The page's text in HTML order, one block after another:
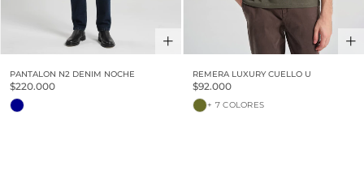
PANTALON N2 DENIM NOCHE
$220.000
REMERA LUXURY CUELLO U
$92.000
+ 7 COLORES